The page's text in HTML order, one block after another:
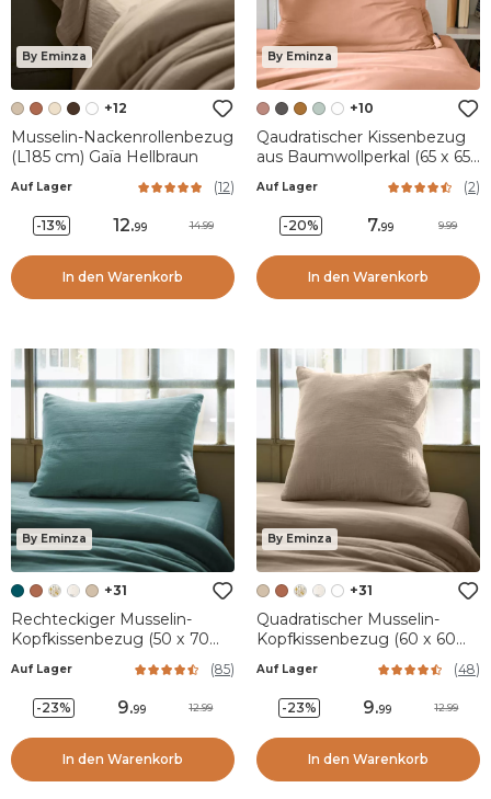
By Eminza
+12
Musselin-Nackenrollenbezug
(L185 cm) Gaïa Hellbraun
Auf Lager (12)
-13% 12.99 14.99
In den Warenkorb
By Eminza
+10
Qaudratischer Kissenbezug
aus Baumwollperkal (65 x 65
Auf Lager (2)
-20% 7.99 9.99
In den Warenkorb
By Eminza
+31
Rechteckiger Musselin-
Kopfkissenbezug (50 x 70
Auf Lager (85)
-23% 9.99 12.99
In den Warenkorb
By Eminza
+31
Quadratischer Musselin-
Kopfkissenbezug (60 x 60
Auf Lager (48)
-23% 9.99 12.99
In den Warenkorb